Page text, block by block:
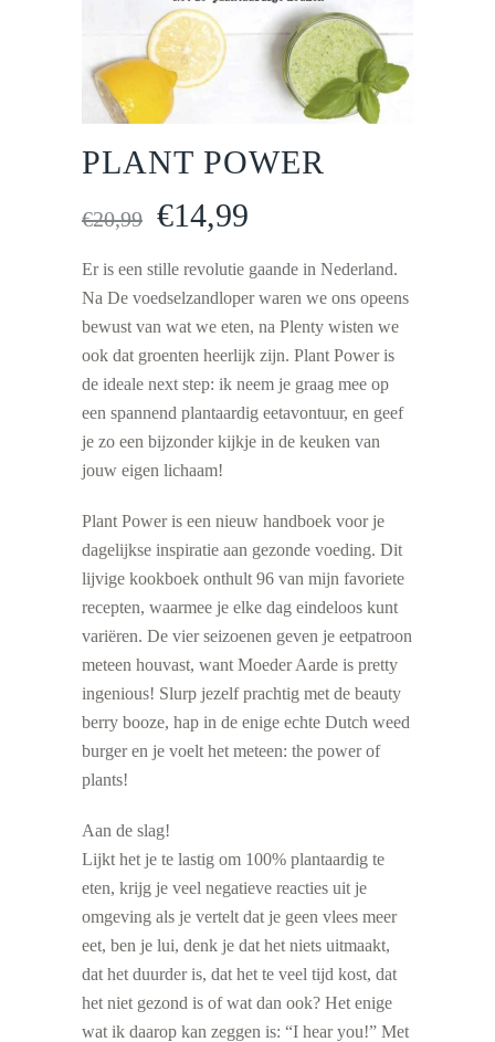
PLANT POWER
€20,99 Oorspronkelijke
was:
€20,99.
€14,99
is:
€14,99.
Er is een stille revolutie gaande in Nederland.
Na De voedselzandloper waren we ons opeens
bewust van wat we eten, na Plenty wisten we
ook dat groenten heerlijk zijn. Plant Power is
de ideale next step: ik neem je graag mee op
een spannend plantaardig eetavontuur, en geef
je zo een bijzonder kijkje in de keuken van
jouw eigen lichaam!
Plant Power is een nieuw handboek voor je
dagelijkse inspiratie aan gezonde voeding. Dit
lijvige kookboek onthult 96 van mijn favoriete
recepten, waarmee je elke dag eindeloos kunt
variëren. De vier seizoenen geven je eetpatroon
meteen houvast, want Moeder Aarde is pretty
ingenious! Slurp jezelf prachtig met de beauty
berry booze, hap in de enige echte Dutch weed
burger en je voelt het meteen: the power of
plants!
Aan de slag!
Lijkt het je te lastig om 100% plantaardig te
eten, krijg je veel negatieve reacties uit je
omgeving als je vertelt dat je geen vlees meer
eet, ben je lui, denk je dat het niets uitmaakt,
dat het duurder is, dat het te veel tijd kost, dat
het niet gezond is of wat dan ook? Het enige
wat ik daarop kan zeggen is: “I hear you!” Met